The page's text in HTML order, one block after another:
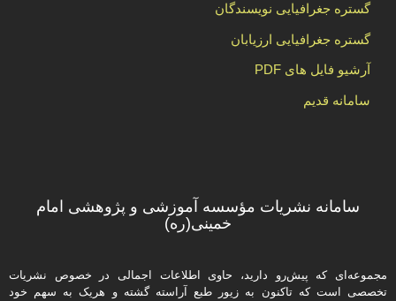
گستره جغرافیایی نویسندگان
گستره جغرافیایی ارزیابان
آرشیو فایل های PDF
سامانه قدیم
سامانه نشریات مؤسسه آموزشی و پژوهشی امام
خمینی(ره)
مجموعه‌ای که پیش‌رو دارید،‌ حاوی اطلاعات اجمالی در خصوص نشریات
تخصصی است که تاکنون به زیور طبع آراسته گشته و هریک به سهم خود